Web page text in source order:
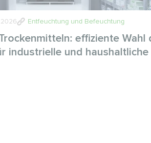
Entfeuchtung und Befeuchtung
effiziente Wahl
industrielle und haushaltliche